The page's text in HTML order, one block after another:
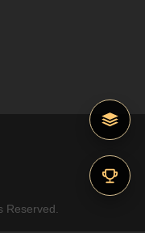
Reserved.